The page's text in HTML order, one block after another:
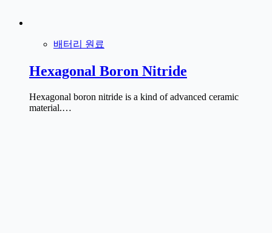
배터리 원료
Hexagonal Boron Nitride
Hexagonal boron nitride is a kind of advanced ceramic
material.…